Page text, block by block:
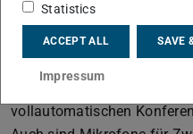
Kongresse /
Bei Veranstaltungen wie
einfaches Anschließen von
vollautomatischen
Statistics
ACCEPT ALL SAVE
Impressum